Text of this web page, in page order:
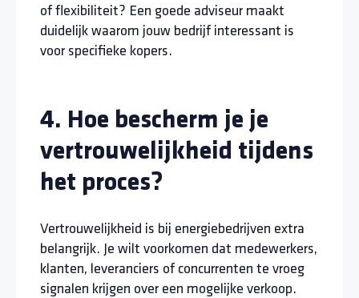
of flexibiliteit? Een goede adviseur maakt
duidelijk waarom jouw bedrijf interessant is
voor specifieke kopers.
4. Hoe bescherm je je
vertrouwelijkheid tijdens
het proces?
Vertrouwelijkheid is bij energiebedrijven extra
belangrijk. Je wilt voorkomen dat medewerkers,
klanten, leveranciers of concurrenten te vroeg
signalen krijgen over een mogelijke verkoop.